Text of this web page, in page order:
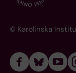
© Karolinska